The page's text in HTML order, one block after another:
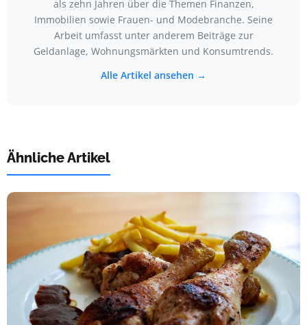
als zehn Jahren über die Themen Finanzen,
Immobilien sowie Frauen- und Modebranche. Seine
Arbeit umfasst unter anderem Beiträge zur
Geldanlage, Wohnungsmärkten und Konsumtrends.
Alle Artikel ansehen →
Ähnliche Artikel